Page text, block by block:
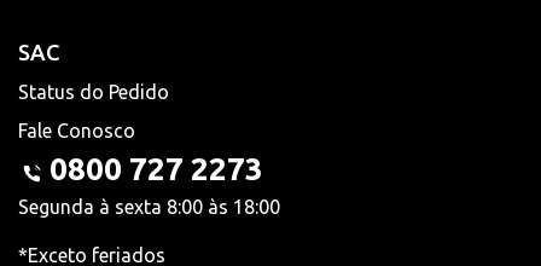
SAC
Status do Pedido
Fale Conosco
0800 727 2273
Segunda à sexta 8:00 às 18:00
*Exceto feriados